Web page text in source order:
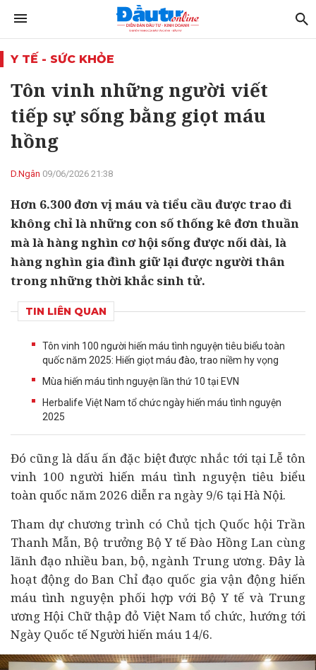
Y TẾ - SỨC KHỎE
Tôn vinh những người viết
tiếp sự sống bằng giọt máu
hồng
D.Ngân 09/06/2026 21:38
Hơn 6.300 đơn vị máu và tiểu cầu được trao đi
không chỉ là những con số thống kê đơn thuần
mà là hàng nghìn cơ hội sống được nối dài, là
hàng nghìn gia đình giữ lại được người thân
trong những thời khắc sinh tử.
TIN LIÊN QUAN
Tôn vinh 100 người hiến máu tình nguyện tiêu biểu toàn
quốc năm 2025: Hiến giọt máu đào, trao niềm hy vọng
Mùa hiến máu tình nguyện lần thứ 10 tại EVN
Herbalife Việt Nam tổ chức ngày hiến máu tình nguyện
2025
Đó cũng là dấu ấn đặc biệt được nhắc tới tại Lễ tôn
vinh 100 người hiến máu tình nguyện tiêu biểu
toàn quốc năm 2026 diễn ra ngày 9/6 tại Hà Nội.
Tham dự chương trình có Chủ tịch Quốc hội Trần
Thanh Mẫn, Bộ trưởng BộY tế Đào Hồng Lan cùng
lãnh đạo nhiều ban, bộ, ngành Trung ương. Đây là
hoạt động do Ban Chỉ đạo quốc gia vận động hiến
máu tình nguyện phối hợp với Bộ Y tế và Trung
ương Hội Chữ thập đỏ Việt Nam tổ chức, hướng tới
Ngày Quốc tế Người hiến máu 14/6.